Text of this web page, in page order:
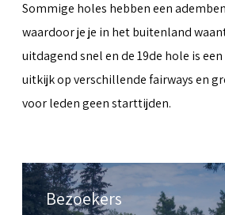
Sommige holes hebben een
waardoor je je in het buitenland
uitdagend snel en de 19de hole is
uitkijk op verschillende fairways en
voor leden geen starttijden.
Bezoekers